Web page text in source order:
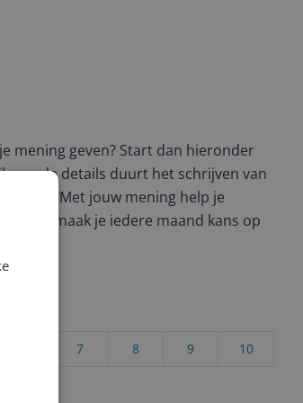
mening geven? Start dan hieronder
van de details duurt het schrijven van
Met jouw mening help je
én maak je iedere maand kans op
10
9
8
7
4